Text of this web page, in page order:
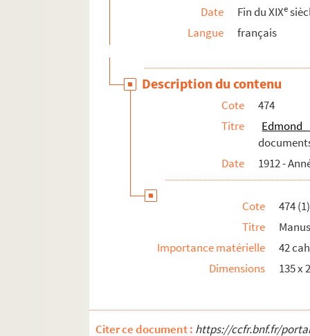
Date
Fin du XIXe
Langue
français
Description du contenu
Cote
474
Titre
Edmond
Date
1912 -
Cote
474 (1)
Titre
Importance matérielle
42
Dimensions
135 x
Citer ce document : https://ccfr.bnf.fr/